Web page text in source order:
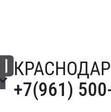
КРАСНОДАР
+7(961)